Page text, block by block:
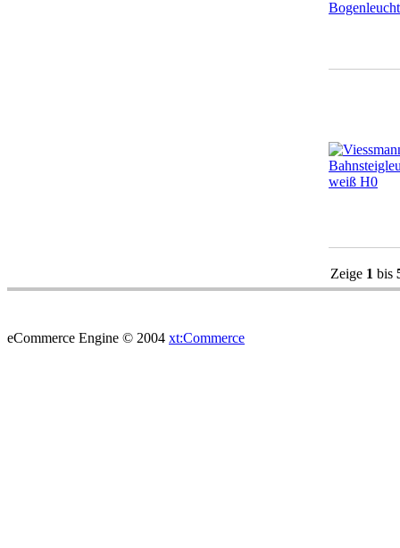
Zeige 1 bis
eCommerce Engine © 2004 xt:Commerce